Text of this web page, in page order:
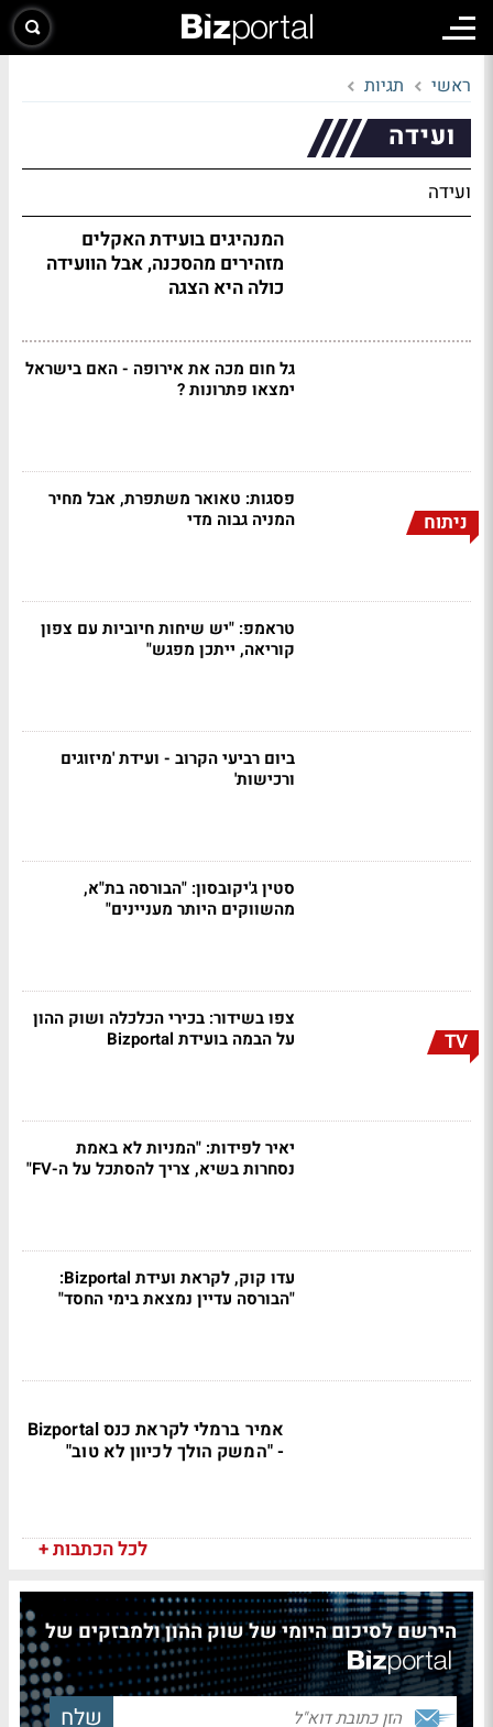
ראשי תגיות
ועידה
ועידה
המנהיגים בועידת האקלים
מזהירים מהסכנה, אבל הוועידה
כולה היא הצגה
גל חום מכה את אירופה - האם בישראל
ימצאו פתרונות ?
ניתוח
פסגות: טאואר משתפרת, אבל מחיר
המניה גבוה מדי
טראמפ: "יש שיחות חיוביות עם צפון
קוריאה, ייתכן מפגש"
ביום רביעי הקרוב - ועידת 'מיזוגים
ורכישות'
סטין ג'יקובסון: "הבורסה בת"א,
מהשווקים היותר מעניינים"
TV
צפו בשידור: בכירי הכלכלה ושוק ההון
על הבמה בועידת Bizportal
יאיר לפידות: "המניות לא באמת
נסחרות בשיא, צריך להסתכל על ה-FV"
עדו קוק, לקראת ועידת Bizportal:
"הבורסה עדיין נמצאת בימי החסד"
אמיר ברמלי לקראת כנס Bizportal
- "המשק הולך לכיוון לא טוב"
לכל הכתבות +
הירשם לסיכום היומי של שוק ההון ולמבזקים של